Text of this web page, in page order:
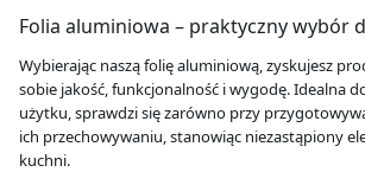
Folia aluminiowa – praktyczny wybór
Wybierając naszą folię aluminiową, zyskujesz
sobie jakość, funkcjonalność i wygodę. Idealna
użytku, sprawdzi się zarówno przy
ich przechowywaniu, stanowiąc niezastąpiony
kuchni.